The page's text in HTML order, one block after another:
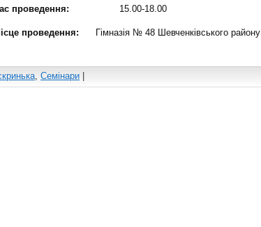
проведення: 15.00-18.00
проведення:
Гімназія № 48 Шевченківського району
, Семінари